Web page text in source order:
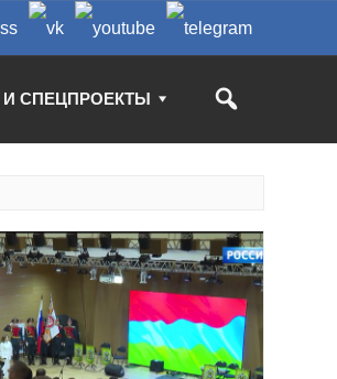
СПЕЦПРОЕКТЫ